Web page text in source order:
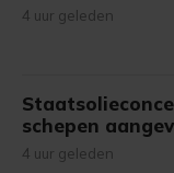
4 uur geleden
schepen
4 uur geleden